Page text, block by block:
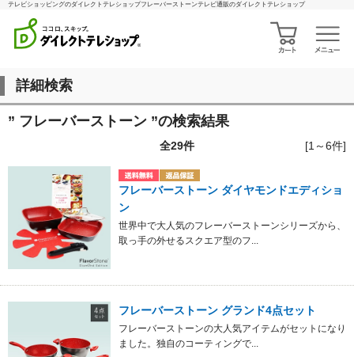
テレビショッピングのダイレクトテレショップフレーバーストーンテレビ通販のダイレクトテレショップ
詳細検索
” フレーバーストーン ”の検索結果
[1～6件]
全29件
フレーバーストーン ダイヤモンドエディショ
ン
世界中で大人気のフレーバーストーンシリーズから、
取っ手の外せるスクエア型のフ...
フレーバーストーン グランド4点セット
フレーバーストーンの大人気アイテムがセットになり
ました。独自のコーティングで...